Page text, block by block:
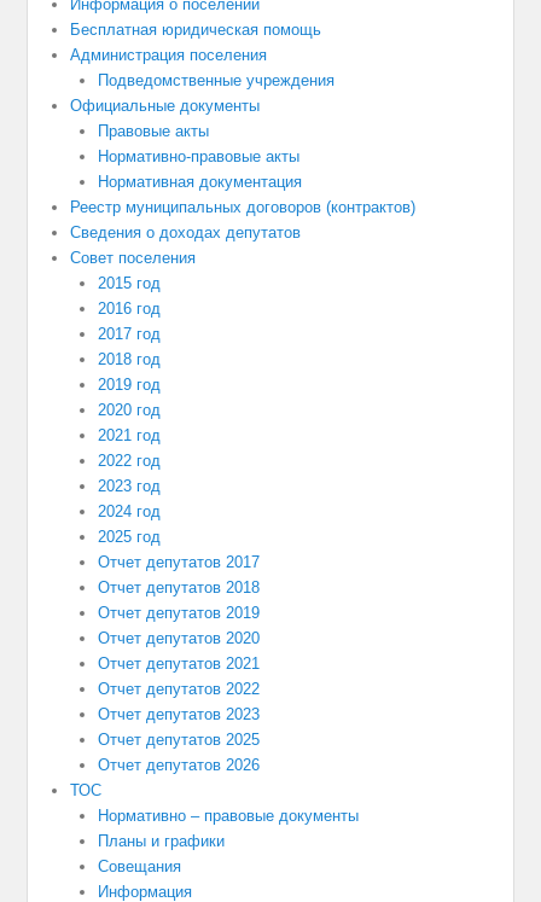
Информация о поселении
Бесплатная юридическая помощь
Администрация поселения
Подведомственные учреждения
Официальные документы
Правовые акты
Нормативно-правовые акты
Нормативная документация
Реестр муниципальных договоров (контрактов)
Сведения о доходах депутатов
Совет поселения
2015 год
2016 год
2017 год
2018 год
2019 год
2020 год
2021 год
2022 год
2023 год
2024 год
2025 год
Отчет депутатов 2017
Отчет депутатов 2018
Отчет депутатов 2019
Отчет депутатов 2020
Отчет депутатов 2021
Отчет депутатов 2022
Отчет депутатов 2023
Отчет депутатов 2025
Отчет депутатов 2026
ТОС
Нормативно – правовые документы
Планы и графики
Совещания
Информация